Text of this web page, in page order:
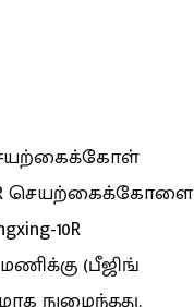
10R செயற்கைக்கோளை
10R
(பீஜிங்